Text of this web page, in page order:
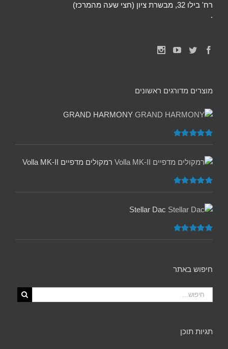
רח' בילו 32, מבשרת ציון (חצי שעה מהמרכז)
.
מוצרים מדורגים ראשונים
GRAND HARMONY
דורג5.00
רמקולים מדפיים Volla MK-II
דורג5.00
Stellar Dac
דורג5.00
חיפוש באתר
תגיות תוכן